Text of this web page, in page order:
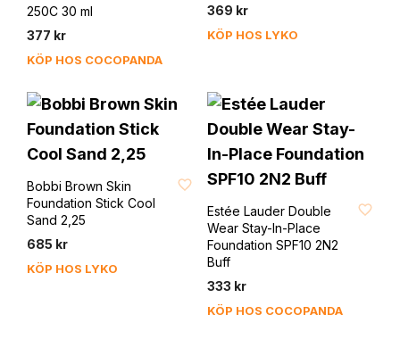
250C 30 ml
377 kr
KÖP HOS COCOPANDA
369 kr
KÖP HOS LYKO
FAVORIT
Bobbi Brown Skin
Foundation Stick Cool
Sand 2,25
685 kr
KÖP HOS LYKO
FAVORIT
Estée Lauder Double
Wear Stay-In-Place
Foundation SPF10 2N2
Buff
333 kr
KÖP HOS COCOPANDA